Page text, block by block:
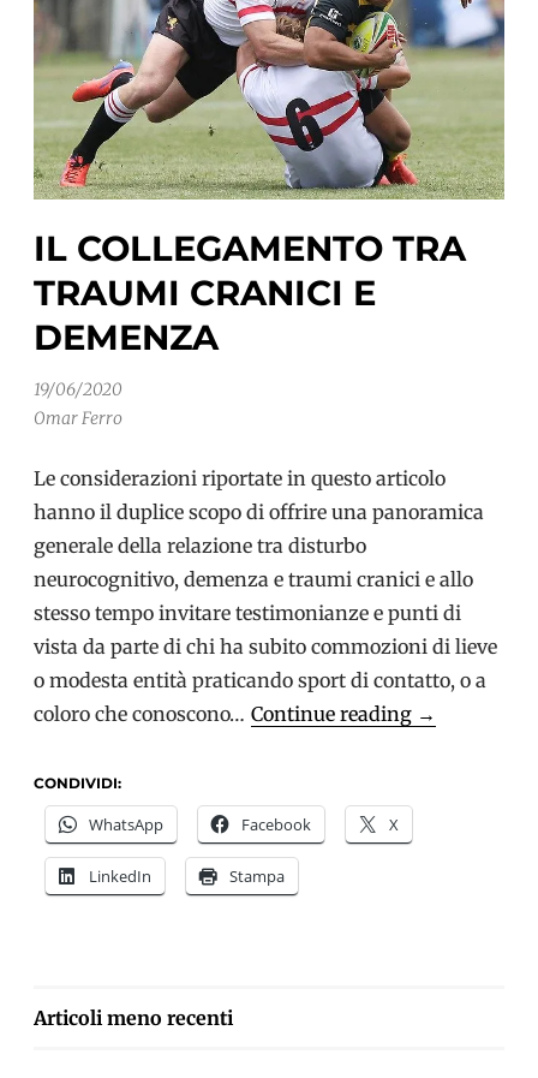
IL COLLEGAMENTO TRA
TRAUMI CRANICI E
DEMENZA
19/06/2020
Omar Ferro
Le considerazioni riportate in questo articolo
hanno il duplice scopo di offrire una panoramica
generale della relazione tra disturbo
neurocognitivo, demenza e traumi cranici e allo
stesso tempo invitare testimonianze e punti di
vista da parte di chi ha subito commozioni di lieve
o modesta entità praticando sport di contatto, o a
coloro che conoscono… Continue reading Il
→
CONDIVIDI:
WhatsApp Facebook X
LinkedIn Stampa
NAVIGAZIONE
Articoli meno recenti